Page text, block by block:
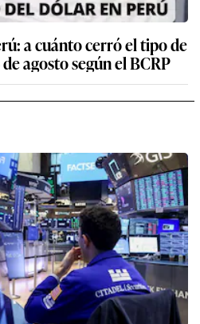
a cuánto cerró el tipo de
agosto según el BCRP